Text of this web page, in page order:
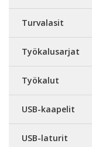
Turvalasit
Työkalusarjat
Työkalut
USB-kaapelit
USB-laturit